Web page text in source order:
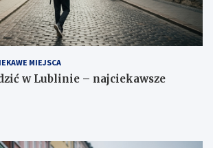
MIEJSCA
w Lublinie – najciekawsze